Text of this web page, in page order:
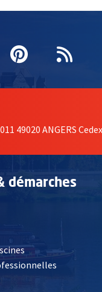
fenêtre
nouvelle
une
Pinterest
, OuvreFlux
49020 ANGERS
démarches
une nouvelle fenêtre